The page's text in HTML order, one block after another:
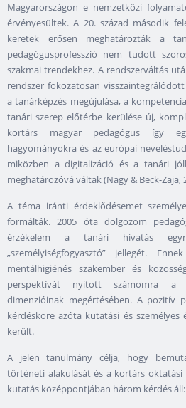
Magyarországon e nemzetközi
érvényesültek. A 20. század második
keretek erősen meghatározták a
pedagógusprofesszió nem tudott
szakmai trendekhez. A rendszerváltás
rendszer fokozatosan
a tanárképzés megújulása, a
tanári szerep előtérbe kerülése új,
kortárs magyar pedagógus így
hagyományokra és az európai
miközben a digitalizáció és a tanári
meghatározóvá váltak (Nagy & Beck-Zaja,
A téma iránti érdeklődésemet
formálták. 2005 óta dolgozom
érzékelem a tanári hivatás
„személyiségfogyasztó” jellegét.
mentálhigiénés szakember és
perspektívát nyitott számomra a
dimenzióinak megértésében. A pozitív
kérdésköre azóta kutatási és személyes
került.
A jelen tanulmány célja, hogy
történeti alakulását és a kortárs
kutatás középpontjában három kérdés áll: